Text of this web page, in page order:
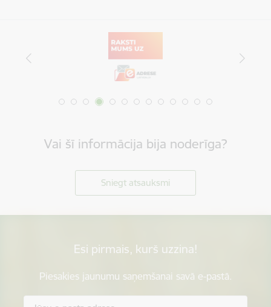
Vai šī informācija bija noderīga?
Sniegt atsauksmi
Esi pirmais, kurš uzzina!
Piesakies jaunumu saņemšanai savā e-pastā.